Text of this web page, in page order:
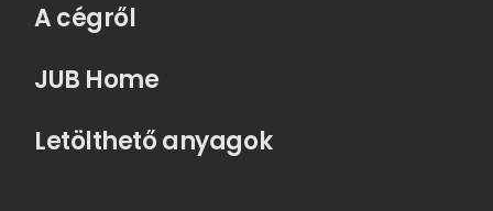
A cégről
JUB Home
Letölthető anyagok